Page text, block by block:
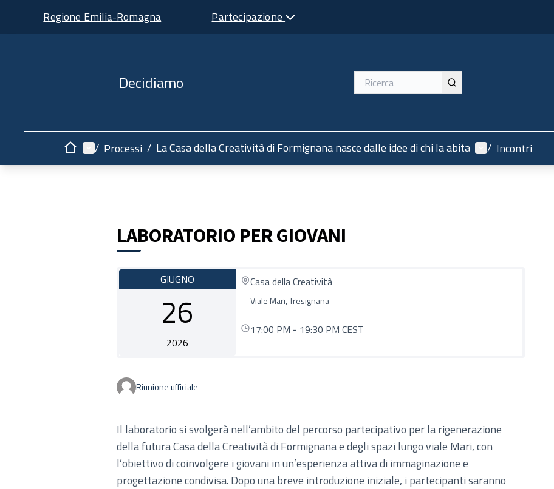
Regione Emilia-Romagna Partecipazione
Decidiamo
HomeMenù principale
/ Processi / La Casa della Creatività di Formignana nasce dalle idee di chi la abita Menù utente
/ Incontri
LABORATORIO PER GIOVANI
GIUGNO
26
2026
Casa della Creatività
Viale Mari, Tresignana
17:00 PM - 19:30 PM CEST
Riunione ufficiale
Il laboratorio si svolgerà nell’ambito del percorso partecipativo per la rigenerazione
della futura Casa della Creatività di Formignana e degli spazi lungo viale Mari, con
l’obiettivo di coinvolgere i giovani in un’esperienza attiva di immaginazione e
progettazione condivisa. Dopo una breve introduzione iniziale, i partecipanti saranno